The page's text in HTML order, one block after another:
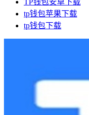
TP钱包安卓下载
tp钱包苹果下载
tp钱包下载